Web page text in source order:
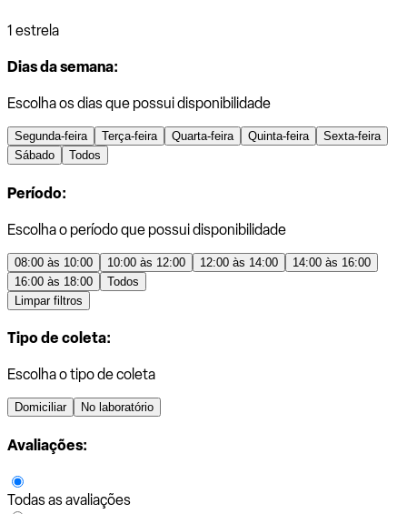
1 estrela
Dias da semana:
Escolha os dias que possui disponibilidade
Segunda-feira Terça-feira Quarta-feira Quinta-feira
Sexta-feira
Sábado
Todos
Período:
Escolha o período que possui disponibilidade
08:00 às 10:00 10:00 às 12:00 12:00 às 14:00
14:00 às 16:00
16:00 às 18:00
Todos
Limpar filtros
Tipo de coleta:
Escolha o tipo de coleta
Domiciliar No laboratório
Avaliações:
Todas as avaliações